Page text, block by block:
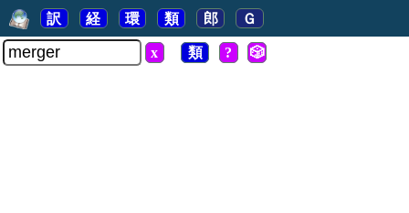
訳 経 環 類 郎 Ｇ
x 類 ? 🎲